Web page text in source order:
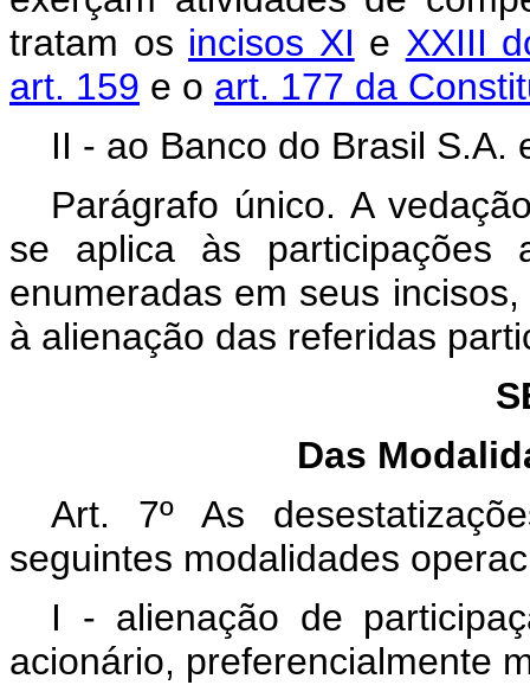
tratam os incisos XI e XXIII
art. 159 e o art. 177 da
II - ao Banco do Brasil S.A.
Parágrafo único. A
se aplica às participações
enumeradas em seus
à alienação das referidas
Das
Art. 7º As
seguintes modalidades
I - alienação de
acionário, preferencialmente